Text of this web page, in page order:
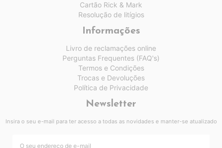
Cartão Rick & Mark
Resolução de litígios
Informações
Livro de reclamações online
Perguntas Frequentes (FAQ's)
Termos e Condições
Trocas e Devoluções
Política de Privacidade
Newsletter
Insira o seu e-mail para ter acesso a todas as novidades e manter-se atualizado